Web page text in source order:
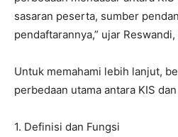
sasaran peserta, sumber
pendaftarannya,” ujar
Untuk memahami lebih lanjut,
perbedaan utama antara KIS
1. Definisi dan Fungsi